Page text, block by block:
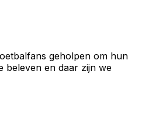
geholpen om hun
beleven en daar zijn we